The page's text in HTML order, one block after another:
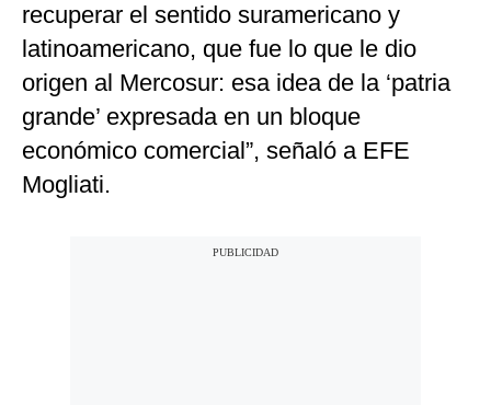
recuperar el sentido suramericano y
latinoamericano, que fue lo que le dio
origen al Mercosur: esa idea de la ‘patria
grande’ expresada en un bloque
económico comercial”, señaló a EFE
Mogliati.